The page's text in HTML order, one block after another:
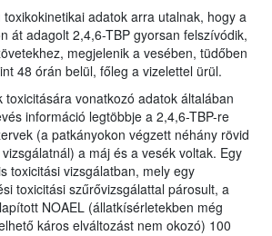
adatok arra utalnak, hogy a
át adagolt 2,4,6-TBP gyorsan felszívódik,
megjelenik a vesében, tüdőben
48 órán belül, főleg a vizelettel ürül.
toxicitására vonatkozó adatok általában
információ legtöbbje a 2,4,6-TBP-re
(a patkányokon végzett néhány rövid
a máj és a vesék voltak. Egy
toxicitási vizsgálatban, mely egy
toxicitási szűrővizsgálattal párosult, a
NOAEL (állatkísérletekben még
káros elváltozást nem okozó) 100